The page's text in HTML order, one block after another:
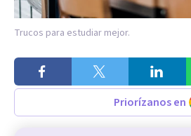
Trucos para estudiar mejor.
Priorízanos en